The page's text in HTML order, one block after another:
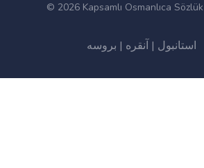
© 2026 Kapsamlı Osmanlıca Sözlük
استانبول | آنقره | بروسه